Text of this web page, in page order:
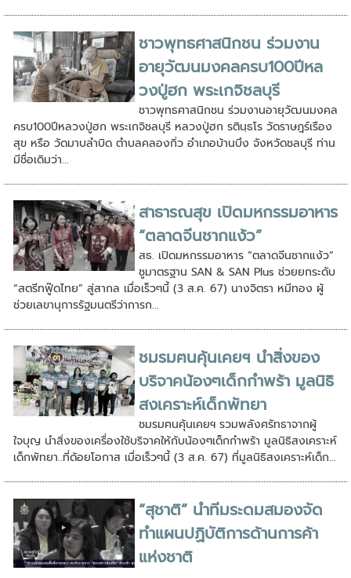
ชาวพุทธศาสนิกชน ร่วมงาน
อายุวัฒนมงคลครบ100ปีหล
วงปู่ฮก พระเกจิชลบุรี
ชาวพุทธศาสนิกชน ร่วมงานอายุวัฒนมงคล
ครบ100ปีหลวงปู่ฮก พระเกจิชลบุรี หลวงปู่ฮก รตินฺธโร วัดราษฎร์เรือง
สุข หรือ วัดมาบลำบิด ตำบลคลองกิ่ว อำเภอบ้านบึง จังหวัดชลบุรี ท่าน
มีชื่อเดิมว่า...
สาธารณสุข เปิดมหกรรมอาหาร
“ตลาดจีนชากแง้ว”
สธ. เปิดมหกรรมอาหาร “ตลาดจีนชากแง้ว”
ชูมาตรฐาน SAN & SAN Plus ช่วยยกระดับ
“สตรีทฟู๊ดไทย” สู่สากล เมื่อเร็วๆนี้ (3 ส.ค. 67) นางจิตรา หมีทอง ผู้
ช่วยเลขานุการรัฐมนตรีว่าการก...
ชมรมฅนคุ้นเคยฯ นำสิ่งของ
บริจาคน้องๆเด็กกำพร้า มูลนิธิ
สงเคราะห์เด็กพัทยา
ชมรมฅนคุ้นเคยฯ รวมพลังศรัทธาจากผู้
ใจบุญ นำสิ่งของเครื่องใช้บริจาคให้กับน้องๆเด็กกำพร้า มูลนิธิสงเคราะห์
เด็กพัทยา..ที่ด้อยโอกาส เมื่อเร็วๆนี้ (3 ส.ค. 67) ที่มูลนิธิสงเคราะห์เด็ก...
“สุชาติ” นำทีมระดมสมองจัด
ทำแผนปฏิบัติการด้านการค้า
แห่งชาติ